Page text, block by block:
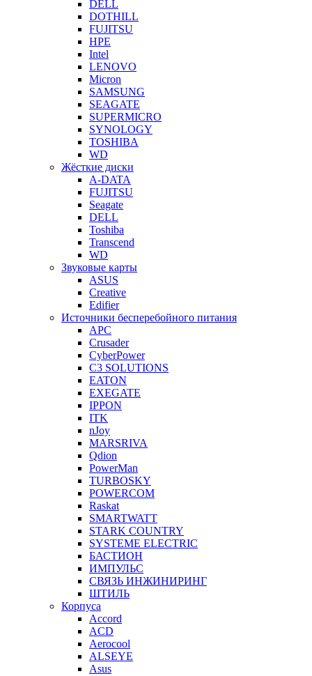
DELL
DOTHILL
FUJITSU
HPE
Intel
LENOVO
Micron
SAMSUNG
SEAGATE
SUPERMICRO
SYNOLOGY
TOSHIBA
WD
Жёсткие диски
A-DATA
FUJITSU
Seagate
DELL
Toshiba
Transcend
WD
Звуковые карты
ASUS
Creative
Edifier
Источники бесперебойного питания
APC
Crusader
CyberPower
C3 SOLUTIONS
EATON
EXEGATE
IPPON
ITK
nJoy
MARSRIVA
Qdion
PowerMan
TURBOSKY
POWERCOM
Raskat
SMARTWATT
STARK COUNTRY
SYSTEME ELECTRIC
БАСТИОН
ИМПУЛЬС
СВЯЗЬ ИНЖИНИРИНГ
ШТИЛЬ
Корпуса
Accord
ACD
Aerocool
ALSEYE
Asus